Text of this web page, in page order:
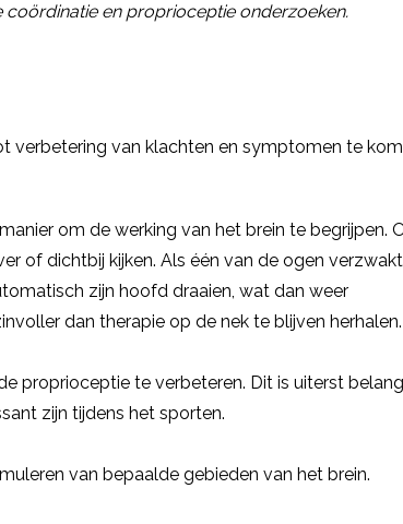
en proprioceptie onderzoeken.
verbetering van klachten en symptomen te
om de werking van het brein te begrijpen.
of dichtbij kijken. Als één van de ogen verzwakt
zijn hoofd draaien, wat dan weer
dan therapie op de nek te blijven herhalen.
proprioceptie te verbeteren. Dit is uiterst
zijn tijdens het sporten.
van bepaalde gebieden van het brein.